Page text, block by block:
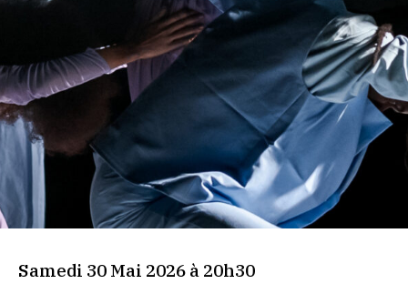
Samedi 30 Mai 2026 à 20h30